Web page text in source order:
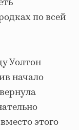
по всей
Уолтон
начало
этого